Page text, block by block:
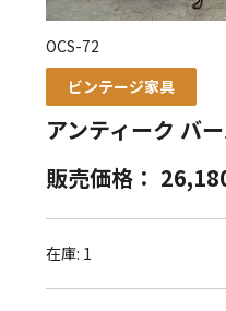
OCS-72
ビンテージ家具
アンティーク バ
販売価格：
在庫: 1